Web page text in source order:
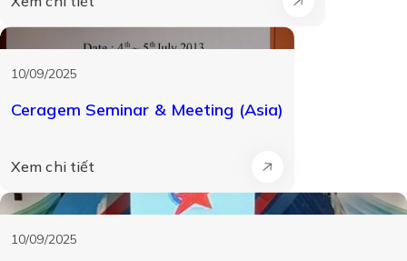
10/09/2025
Ceragem Seminar & Meeting (Asia)
Xem chi tiết
10/09/2025